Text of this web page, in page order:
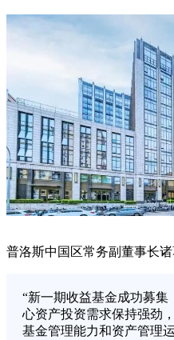
普洛斯中国区常务副董事长诸
“新一期收益基金成功募
心资产投资需求保持强劲
基金管理能力和资产管理